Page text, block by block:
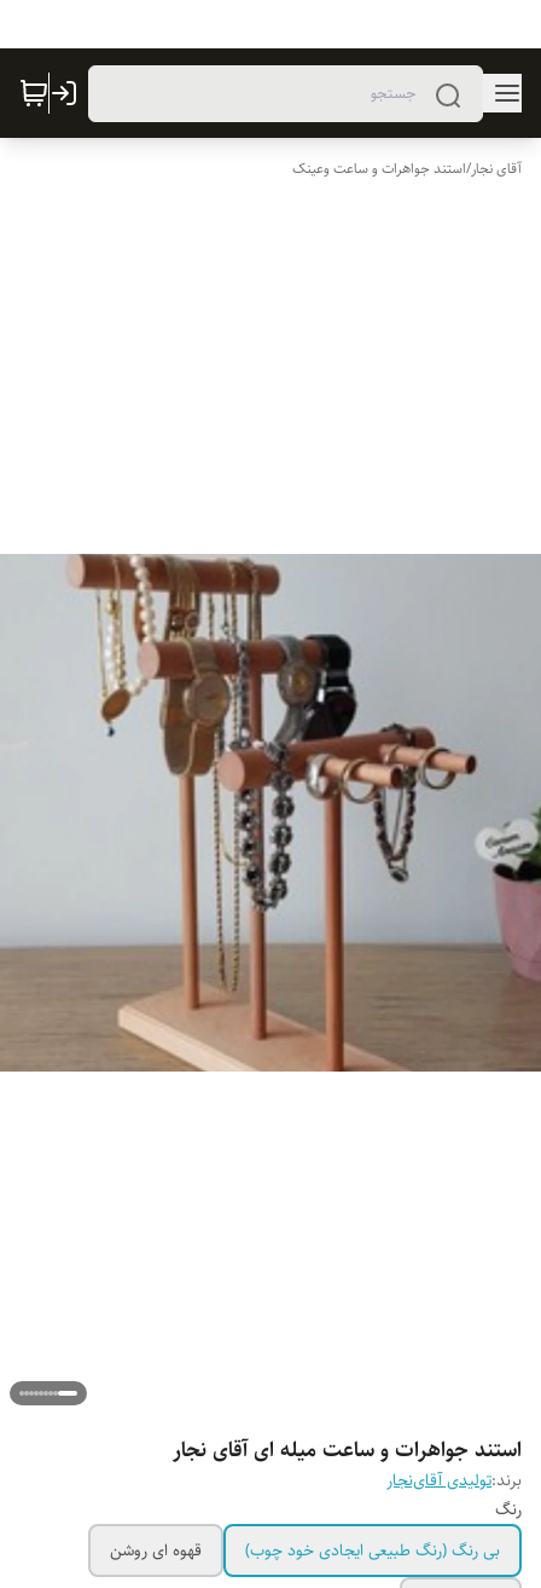
آقای نجار/استند جواهرات و ساعت وعینک
استند جواهرات و ساعت میله ای آقای نجار
برند:تولیدی آقای‌نجار
رنگ
بی رنگ (رنگ طبیعی ایجادی خود چوب)
قهوه ای روشن